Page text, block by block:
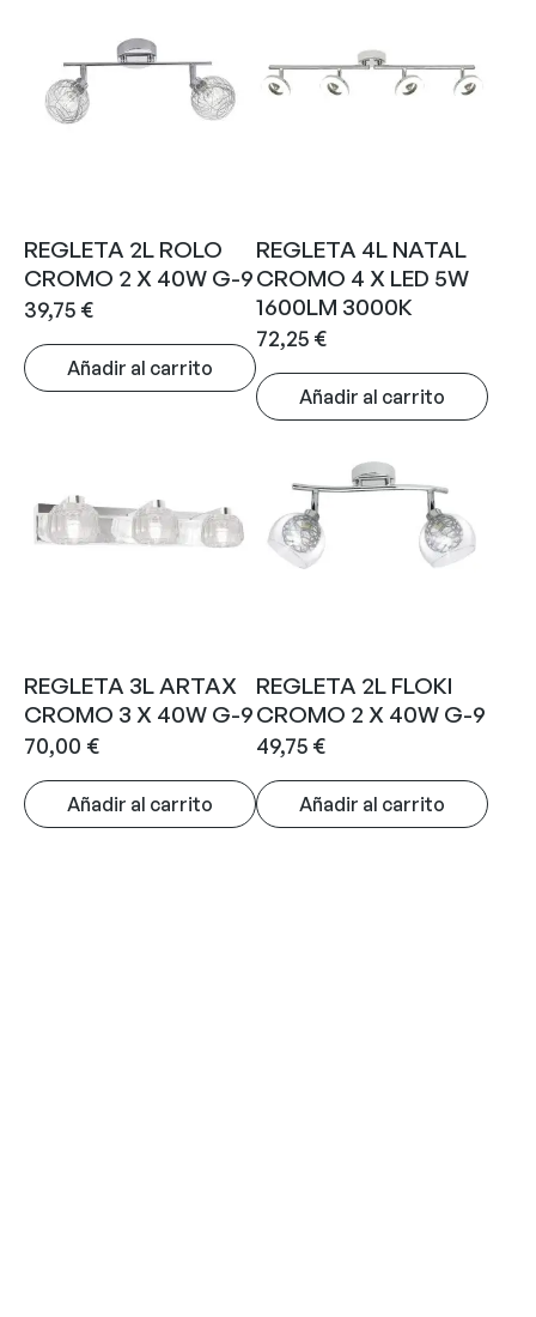
REGLETA 2L ROLO
CROMO 2 X 40W G-9
39,75 €
Añadir al carrito
REGLETA 4L NATAL
CROMO 4 X LED 5W
1600LM 3000K
72,25 €
Añadir al carrito
REGLETA 3L ARTAX
CROMO 3 X 40W G-9
70,00 €
Añadir al carrito
REGLETA 2L FLOKI
CROMO 2 X 40W G-9
49,75 €
Añadir al carrito